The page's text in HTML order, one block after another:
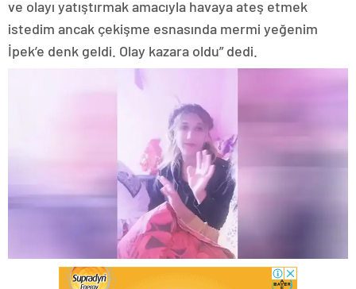
ve olayı yatıştırmak amacıyla havaya ateş etmek
istedim ancak çekişme esnasında mermi yeğenim
İpek’e denk geldi. Olay kazara oldu” dedi.